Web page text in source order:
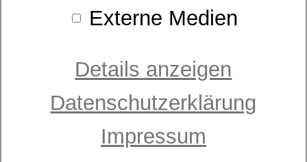
ab 1.299,00 €
Externe Medien
Details anzeigen
Datenschutzerklärung
Impressum